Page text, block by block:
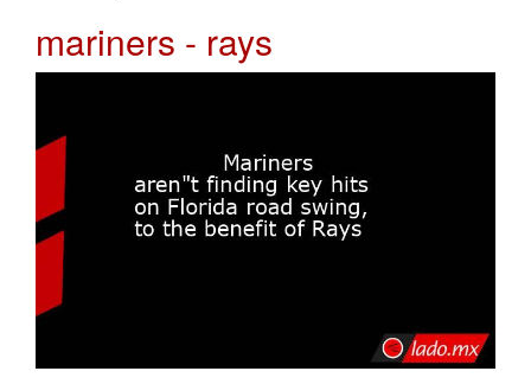
mariners - rays